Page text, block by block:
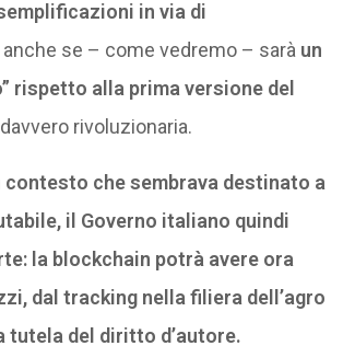
in via di
se – come vedremo – sarà un
rispetto alla prima versione del
davvero rivoluzionaria.
contesto che sembrava destinato a
il Governo italiano quindi
la blockchain potrà avere ora
dal tracking nella filiera dell’agro
tutela del diritto d’autore.